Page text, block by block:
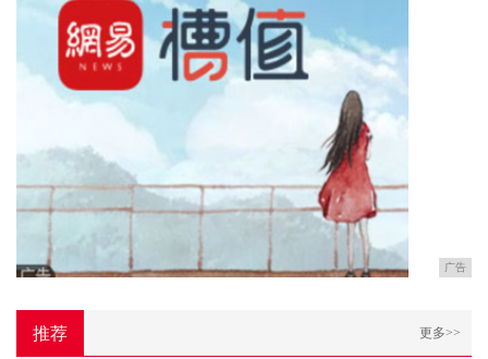
广告
推荐 更多>>